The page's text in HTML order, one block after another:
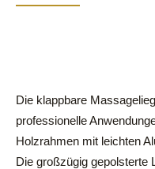
Die klappbare
professionelle
Holzrahmen mit leichten
Die großzügig gepolsterte